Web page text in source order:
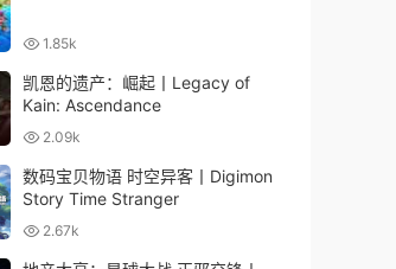
1.85k
凯恩的遗产：崛起丨Legacy of
Kain: Ascendance
2.09k
数码宝贝物语 时空异客丨Digimon
Story Time Stranger
2.67k